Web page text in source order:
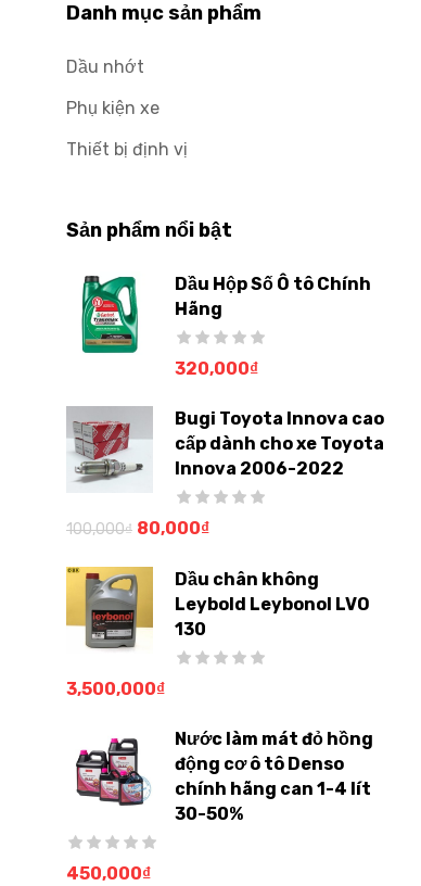
Danh mục sản phẩm
Dầu nhớt
Phụ kiện xe
Thiết bị định vị
Sản phẩm nổi bật
Dầu Hộp Số Ô tô Chính
Hãng
320,000₫
Bugi Toyota Innova cao
cấp dành cho xe Toyota
Innova 2006-2022
100,000₫ 80,000₫
Dầu chân không
Leybold Leybonol LVO
130
3,500,000₫
Nước làm mát đỏ hồng
động cơ ô tô Denso
chính hãng can 1-4 lít
30-50%
450,000₫